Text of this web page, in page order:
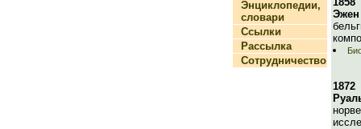
Энциклопедии,
словари
Ссылки
Рассылка
Сотрудничество
Эжен
1872